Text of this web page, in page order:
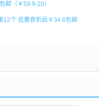
邮（￥59.9-20）
12个 优惠券折后￥34.6包邮